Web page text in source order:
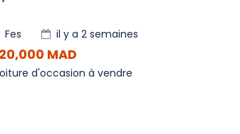
Fes il y a 2 semaines
MAD
d'occasion à vendre